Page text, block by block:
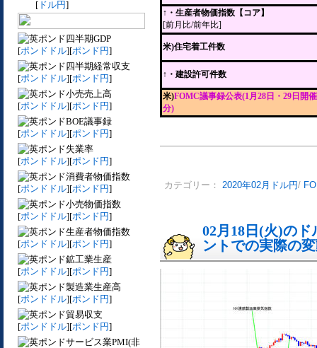
[ ドル円]
四半期GDP
[ポンドドル][ポンド円]
四半期経常収支
[ポンドドル][ポンド円]
小売売上高
[ポンドドル][ポンド円]
BOE議事録
[ポンドドル][ポンド円]
失業率
[ポンドドル][ポンド円]
消費者物価指数
[ポンドドル][ポンド円]
小売物価指数
[ポンドドル][ポンド円]
生産者物価指数
[ポンドドル][ポンド円]
鉱工業生産
[ポンドドル][ポンド円]
製造業生産高
[ポンドドル][ポンド円]
貿易収支
[ポンドドル][ポンド円]
サービス業PMI(非
↑・生産者物価指数【コア】
[前月比/前年比]
米)住宅着工件数
↑・建設許可件数
米)FOMC議事録公表(1月28日・29日開催
分)
カテゴリー： 2020年02月ドル円/
02月18日(火)の
ントでの実際の